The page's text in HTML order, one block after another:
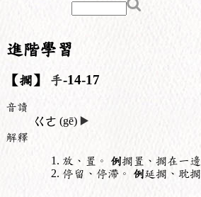
進階學習
【擱】 手-14-17
音讀
ㄍㄜ (gē) ▶️
解釋
放、置。 例擱置、擱在一邊
停留、停滯。 例延擱、耽擱